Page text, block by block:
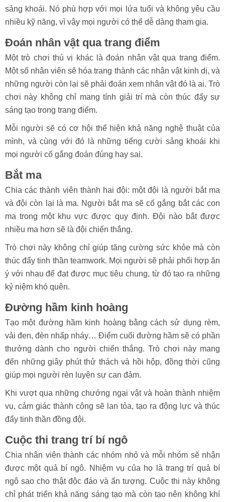
sảng khoái. Nó phù hợp với mọi lứa tuổi và không yêu cầu
nhiều kỹ năng, vì vậy mọi người có thể dễ dàng tham gia.
Đoán nhân vật qua trang điểm
Một trò chơi thú vị khác là đoán nhân vật qua trang điểm.
Một số nhân viên sẽ hóa trang thành các nhân vật kinh dị, và
những người còn lại sẽ phải đoán xem nhân vật đó là ai. Trò
chơi này không chỉ mang tính giải trí mà còn thúc đẩy sự
sáng tạo trong trang điểm.
Mỗi người sẽ có cơ hội thể hiện khả năng nghệ thuật của
mình, và cùng với đó là những tiếng cười sảng khoái khi
mọi người cố gắng đoán đúng hay sai.
Bắt ma
Chia các thành viên thành hai đội: một đội là người bắt ma
và đội còn lại là ma. Người bắt ma sẽ cố gắng bắt các con
ma trong một khu vực được quy định. Đội nào bắt được
nhiều ma hơn sẽ là đội chiến thắng.
Trò chơi này không chỉ giúp tăng cường sức khỏe mà còn
thúc đẩy tinh thần teamwork. Mọi người sẽ phải phối hợp ăn
ý với nhau để đạt được mục tiêu chung, từ đó tạo ra những
kỷ niệm khó quên.
Đường hầm kinh hoàng
Tạo một đường hầm kinh hoàng bằng cách sử dụng rèm,
vải đen, đèn nhấp nháy… Điểm cuối đường hầm sẽ có phần
thưởng dành cho người chiến thắng. Trò chơi này mang
đến những giây phút thử thách và hồi hộp, đồng thời cũng
giúp mọi người rèn luyện sự can đảm.
Khi vượt qua những chướng ngại vật và hoàn thành nhiệm
vụ, cảm giác thành công sẽ lan tỏa, tạo ra động lực và thúc
đẩy tinh thần đồng đội.
Cuộc thi trang trí bí ngô
Chia nhân viên thành các nhóm nhỏ và mỗi nhóm sẽ nhận
được một quả bí ngô. Nhiệm vụ của họ là trang trí quả bí
ngô sao cho thật độc đáo và ấn tượng. Cuộc thi này không
chỉ phát triển khả năng sáng tạo mà còn tạo nên không khí